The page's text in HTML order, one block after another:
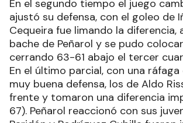
En el segundo tiempo el juego
ajustó su defensa, con el goleo de
Cequeira fue limando la diferencia,
bache de Peñarol y se pudo
cerrando 63-61 abajo el tercer
En el último parcial, con una ráfaga
muy buena defensa, los de Aldo
frente y tomaron una diferencia
67). Peñarol reaccionó con sus